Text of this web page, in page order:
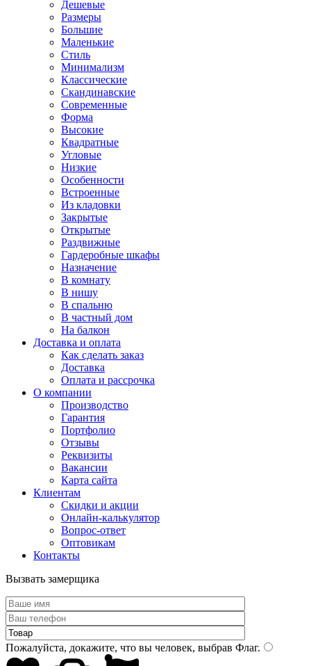
Дешевые
Размеры
Большие
Маленькие
Стиль
Минимализм
Классические
Скандинавские
Современные
Форма
Высокие
Квадратные
Угловые
Низкие
Особенности
Встроенные
Из кладовки
Закрытые
Открытые
Раздвижные
Гардеробные шкафы
Назначение
В комнату
В нишу
В спальню
В частный дом
На балкон
Доставка и оплата
Как сделать заказ
Доставка
Оплата и рассрочка
О компании
Производство
Гарантия
Портфолио
Отзывы
Реквизиты
Вакансии
Карта сайта
Клиентам
Скидки и акции
Онлайн-калькулятор
Вопрос-ответ
Оптовикам
Контакты
Вызвать замерщика
Пожалуйста, докажите, что вы человек, выбрав Флаг.